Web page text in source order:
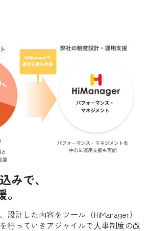
みで、
設計した内容をツール（HiManager）
⾏っていきアジャイルで⼈事制度の改